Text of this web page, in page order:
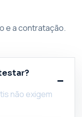
e a contratação.
não exigem